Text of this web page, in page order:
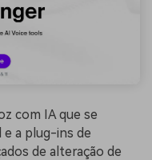
com IA que se
a plug-ins de
de alteração de